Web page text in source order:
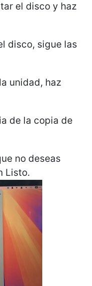
el disco y haz
disco, sigue las
unidad, haz
de la copia de
no deseas
Listo.